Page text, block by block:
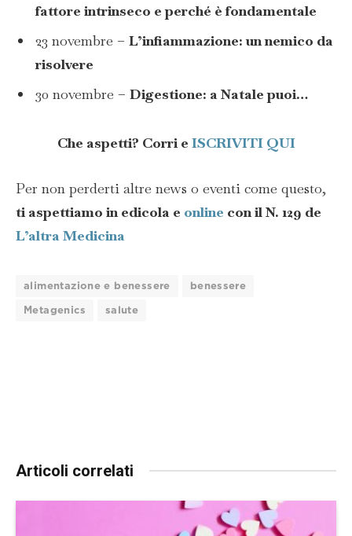
fattore intrinseco e perché è fondamentale
23 novembre – L’infiammazione: un nemico da
risolvere
30 novembre – Digestione: a Natale puoi…
Che aspetti? Corri e ISCRIVITI QUI
Per non perderti altre news o eventi come questo,
ti aspettiamo in edicola e online con il N. 129 de
L’altra Medicina
alimentazione e benessere benessere
Metagenics salute
Articoli correlati